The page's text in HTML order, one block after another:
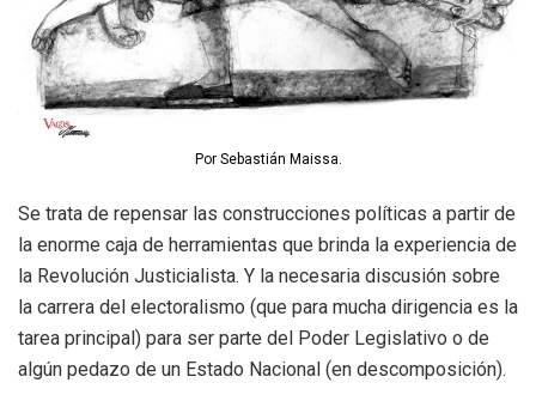
Por Sebastián Maissa.
Se trata de repensar las construcciones políticas a partir de
la enorme caja de herramientas que brinda la experiencia de
la Revolución Justicialista. Y la necesaria discusión sobre
la carrera del electoralismo (que para mucha dirigencia es la
tarea principal) para ser parte del Poder Legislativo o de
algún pedazo de un Estado Nacional (en descomposición).